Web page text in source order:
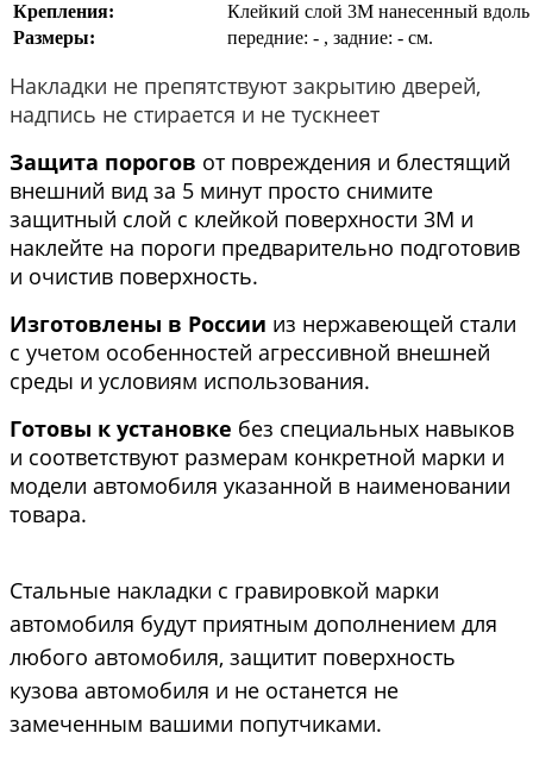
Крепления:
Клейкий слой 3М нанесенный вдоль
Размеры:
передние: - , задние: - см.
Накладки не препятствуют закрытию дверей,
надпись не стирается и не тускнеет
Защита порогов от повреждения и блестящий
внешний вид за 5 минут просто снимите
защитный слой с клейкой поверхности 3М и
наклейте на пороги предварительно подготовив
и очистив поверхность.
Изготовлены в России из нержавеющей стали
с учетом особенностей агрессивной внешней
среды и условиям использования.
Готовы к установке без специальных навыков
и соответствуют размерам конкретной марки и
модели автомобиля указанной в наименовании
товара.
Стальные накладки с гравировкой марки
автомобиля будут приятным дополнением для
любого автомобиля, защитит поверхность
кузова автомобиля и не останется не
замеченным вашими попутчиками.